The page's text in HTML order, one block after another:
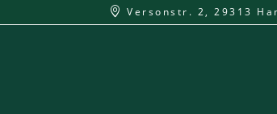
Inhalt
Versonstr. 2, 29313